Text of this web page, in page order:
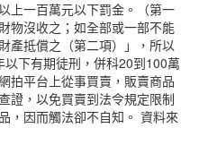
上一百萬元以下罰金。（第一
物沒收之；如全部或一部不能
產抵償之（第二項）」，所以
下有期徒刑，併科20到100萬
平台上從事買賣，販賣商品
證，以免買賣到法令規定限制
，因而觸法卻不自知。 資料來